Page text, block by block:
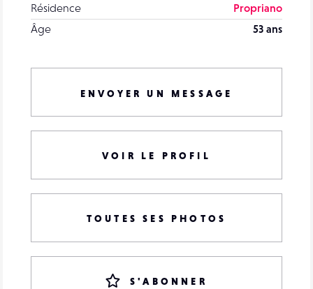
Résidence
Propriano
Âge
53 ans
ENVOYER UN MESSAGE
VOIR LE PROFIL
TOUTES SES PHOTOS
S'ABONNER